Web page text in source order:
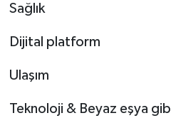
Sağlık
Dijital platform
Ulaşım
Teknoloji & Beyaz eşya